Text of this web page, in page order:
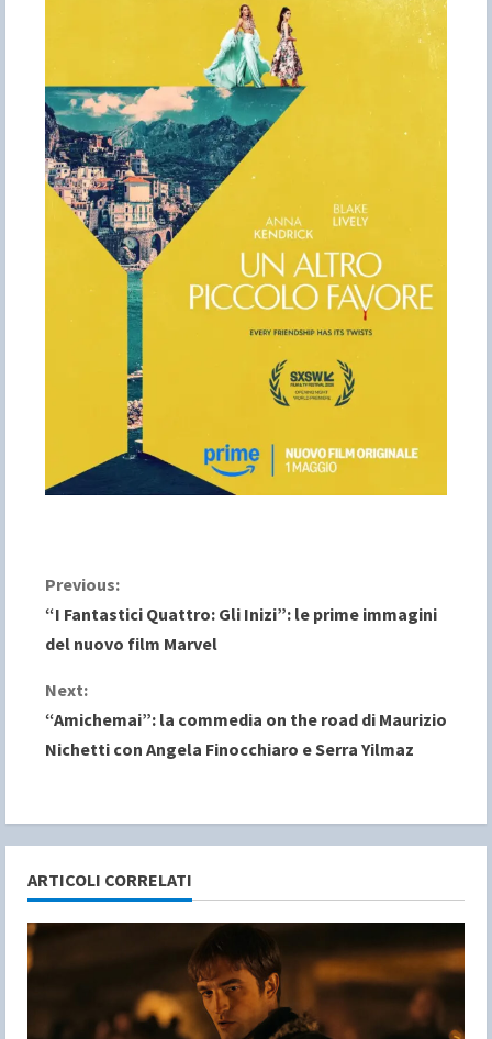
C
o
n
t
n
u
e
Previous:
“I Fantastici Quattro: Gli Inizi”: le prime immagini
del nuovo film Marvel
Next:
“Amichemai”: la commedia on the road di Maurizio
Nichetti con Angela Finocchiaro e Serra Yilmaz
ARTICOLI CORRELATI